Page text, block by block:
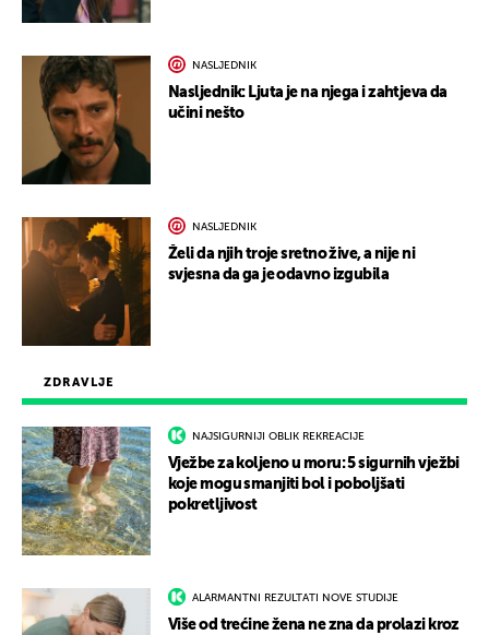
ZDRAVLJE
NAJSIGURNIJI OBLIK REKREACIJE
Vježbe za koljeno u moru: 5 sigurnih vježbi
koje mogu smanjiti bol i poboljšati
pokretljivost
ALARMANTNI REZULTATI NOVE STUDIJE
Više od trećine žena ne zna da prolazi kroz
NASLJEDNIK
Nasljednik: Ljuta je na njega i zahtjeva da
učini nešto
NASLJEDNIK
Želi da njih troje sretno žive, a nije ni
svjesna da ga je odavno izgubila